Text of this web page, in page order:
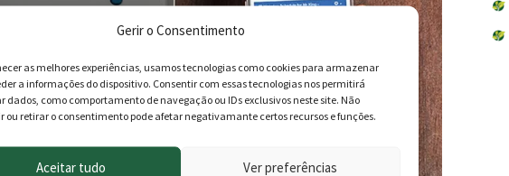
Gerir o Consentimento
as melhores experiências, usamos tecnologias como cookies para armazenar
a informações do dispositivo. Consentir com essas tecnologias nos permitirá
dados, como comportamento de navegação ou IDs exclusivos neste site. Não
ou retirar o consentimento pode afetar negativamante certos recursos e funções.
Aceitar tudo Ver preferências
os cookies marketing e